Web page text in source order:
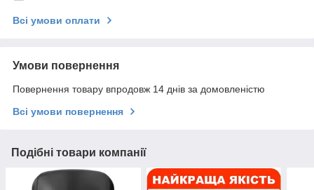
Всі умови оплати
Умови повернення
Повернення товару впродовж 14 днів за домовленістю
Всі умови повернення
Подібні товари компанії